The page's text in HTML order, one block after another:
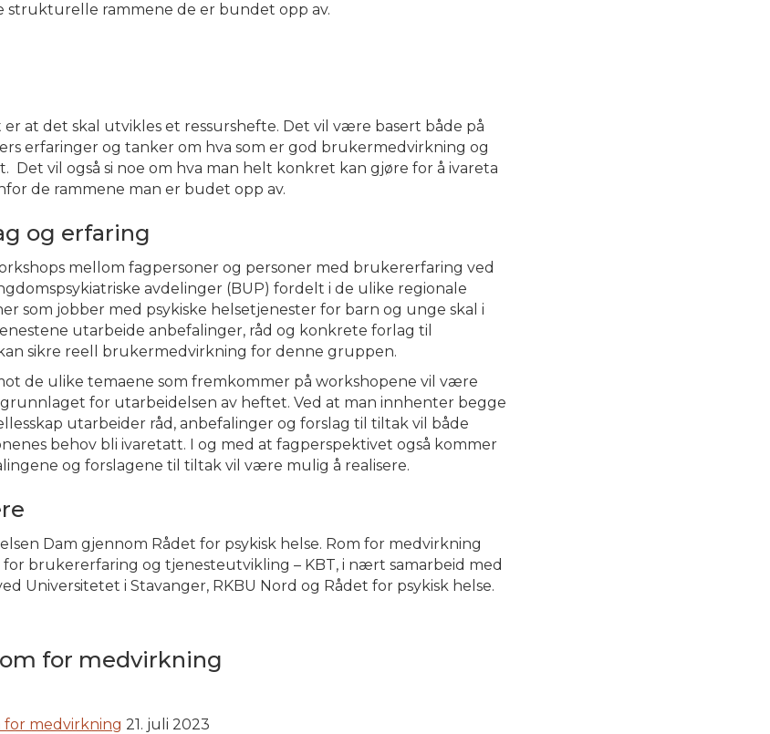
rammene de er bundet opp av.
at det skal utvikles et ressurshefte. Det vil være basert både på
erfaringer og tanker om hva som er god brukermedvirkning og
Det vil også si noe om hva man helt konkret kan gjøre for å ivareta
de rammene man er budet opp av.
og erfaring
mellom fagpersoner og personer med brukererfaring ved
avdelinger (BUP) fordelt i de ulike regionale
som jobber med psykiske helsetjenester for barn og unge skal i
utarbeide anbefalinger, råd og konkrete forlag til
sikre reell brukermedvirkning for denne gruppen.
de ulike temaene som fremkommer på workshopene vil være
for utarbeidelsen av heftet. Ved at man innhenter begge
utarbeider råd, anbefalinger og forslag til tiltak vil både
behov bli ivaretatt. I og med at fagperspektivet også kommer
og forslagene til tiltak vil være mulig å realisere.
Dam gjennom Rådet for psykisk helse. Rom for medvirkning
for brukererfaring og tjenesteutvikling – KBT, i nært samarbeid med
Universitetet i Stavanger, RKBU Nord og Rådet for psykisk helse.
for medvirkning
for medvirkning 21. juli 2023